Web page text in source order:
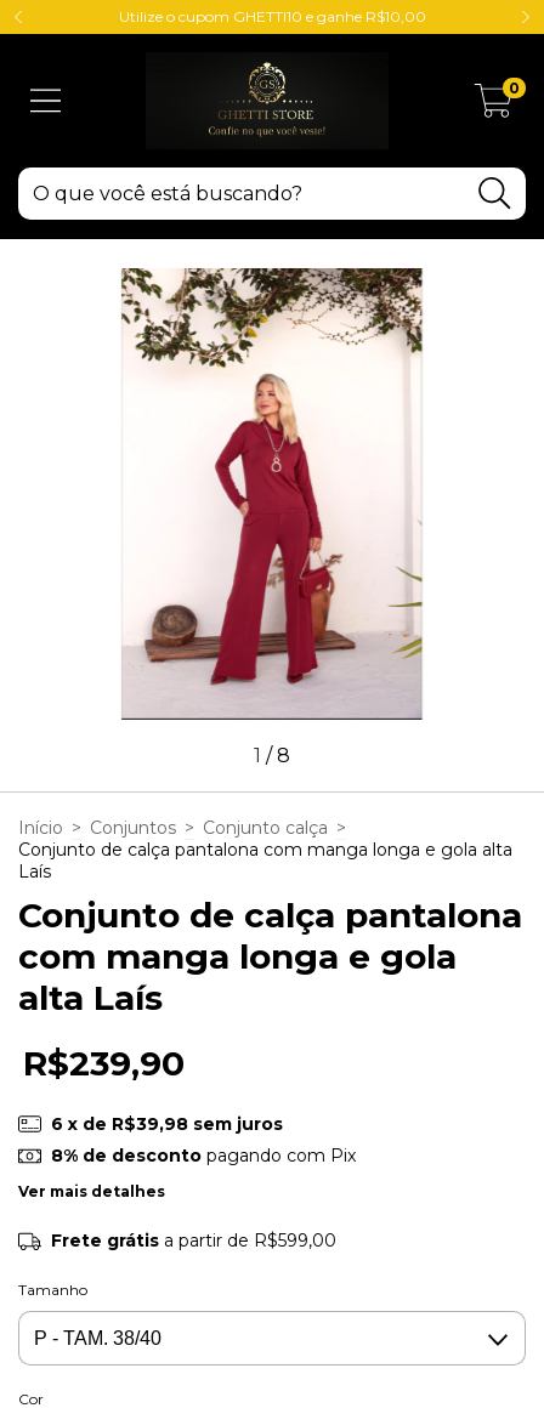
Utilize o cupom GHETTI10 e ganhe R$10,00
0
1 /8
Início > Conjuntos > Conjunto calça >
Conjunto de calça pantalona com manga longa e gola alta
Laís
Conjunto de calça pantalona
com manga longa e gola
alta Laís
R$239,90
6 x de R$39,98 sem juros
8% de descontopagando com Pix
Ver mais detalhes
Frete grátis a partir de R$599,00
Tamanho
Cor